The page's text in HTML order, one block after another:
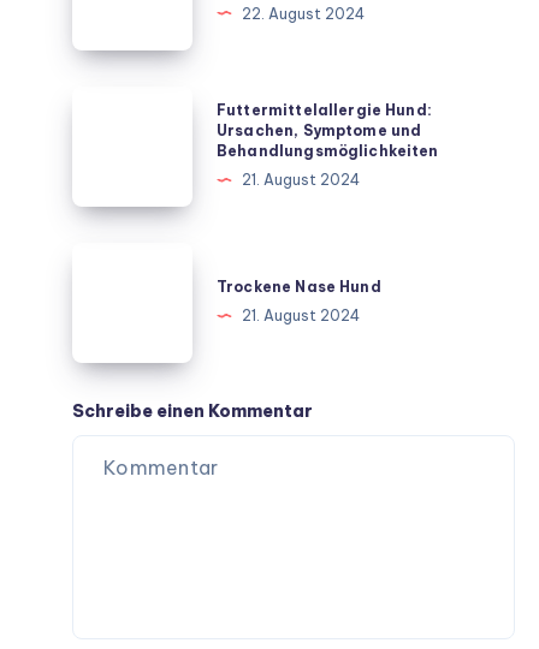
handeln
22. August 2024
Futtermittelallergie
und
Futtermittelallergie Hund:
Ursachen, Symptome und
Behandlungsmöglichkeiten
21. August 2024
Trockene Nase Hund
21. August 2024
Schreibe einen Kommentar